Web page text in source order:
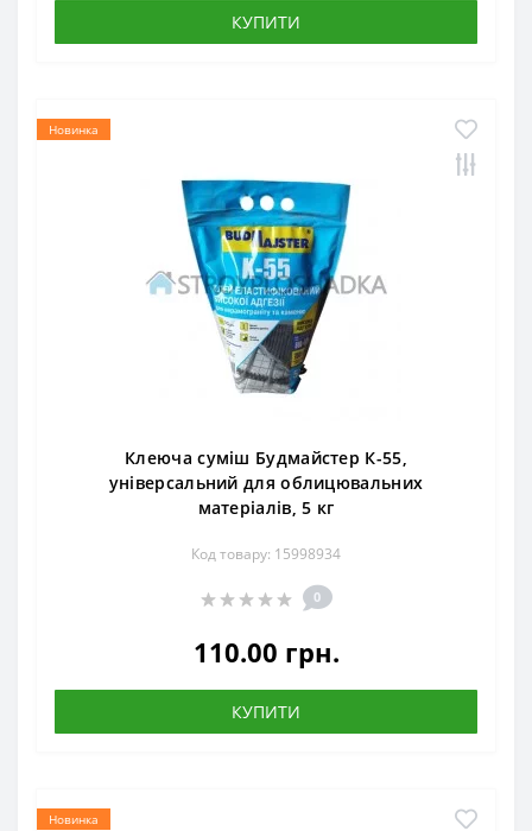
КУПИТИ
Новинка
Клеюча суміш Будмайстер К-55,
універсальний для облицювальних
матеріалів, 5 кг
Код товару: 15998934
0
110.00 грн.
КУПИТИ
Новинка